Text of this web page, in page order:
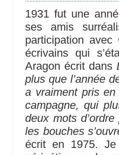
1931 fut une
ses amis
participation
écrivains qui
Aragon écrit dans
plus que l’année
a vraiment pris
campagne, qui
deux mots
les bouches
écrit en 1975.